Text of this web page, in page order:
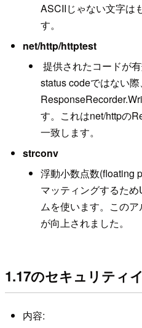
ASCIIじゃない文字は
す。
net/http/httptest
提供されたコードが
status codeではない際、
す。これはnet/httpの
一致します。
strconv
浮動小数点数(floating
マッティングするた
ムを使います。この
が向上されました。
1.17のセキュリティ
内容: